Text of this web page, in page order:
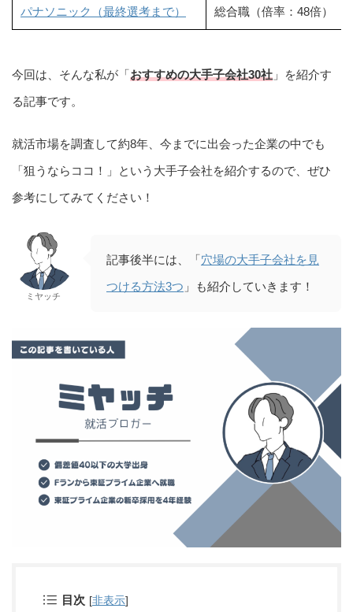
パナソニック（最終選考まで） 総合職（倍率：48倍）
今回は、そんな私が「おすすめの大手子会社30社 」を紹介す
る記事です。
就活市場を調査して約8年、今までに出会った企業の中でも
「狙うならココ！」という大手子会社を紹介するので、ぜひ
参考にしてみてください！
ミヤッチ
記事後半には、「穴場の大手子会社を見
つける方法3つ 」も紹介していきます！
目次 [非表示]